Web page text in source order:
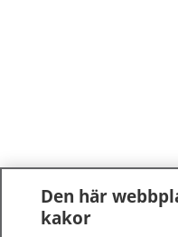
Den här
kakor